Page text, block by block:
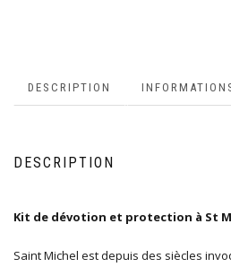
DESCRIPTION
DESCRIPTION
Kit de dévotion et protection à St
Saint Michel est depuis des siècles